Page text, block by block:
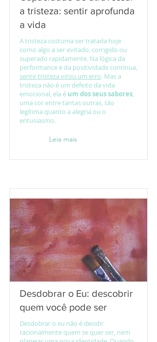
a tristeza: sentir aprofunda
a vida
A tristeza costuma ser tratada hoje
como algo a ser evitado, corrigido ou
superado rapidamente. Na lógica da
performance e da positividade contínua,
sentir tristeza virou um erro. Mas a
tristeza não é um defeito da vida
emocional, ela é um dos seus sabores,
uma cor entre tantas outras, tão
legítima quanto a alegria ou o
entusiasmo.
Leia mais
Desdobrar o Eu: descobrir
quem você pode ser
Desdobrar o eu não é decidir
racionalmente quem se quer ser, nem